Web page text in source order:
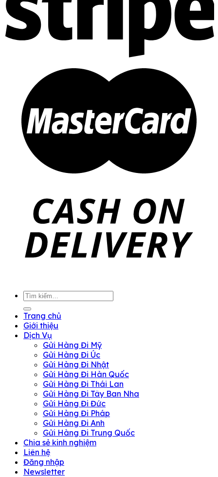
Tìm
kiếm:
Trang chủ
Giới thiệu
Dịch Vụ
Gửi Hàng Đi Mỹ
Gửi Hàng Đi Úc
Gửi Hàng Đi Nhật
Gửi Hàng Đi Hàn Quốc
Gửi Hàng Đi Thái Lan
Gửi Hàng Đi Tây Ban Nha
Gửi Hàng Đi Đức
Gửi Hàng Đi Pháp
Gửi Hàng Đi Anh
Gửi Hàng Đi Trung Quốc
Chia sẻ kinh nghiệm
Liên hệ
Đăng nhập
Newsletter